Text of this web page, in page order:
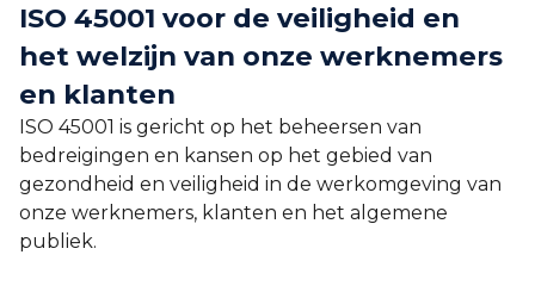
ISO 45001 voor de veiligheid en
het welzijn van onze werknemers
en klanten
ISO 45001 is gericht op het beheersen van
bedreigingen en kansen op het gebied van
gezondheid en veiligheid in de werkomgeving van
onze werknemers, klanten en het algemene
publiek.